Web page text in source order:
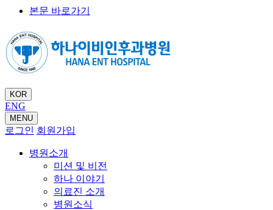
본문 바로가기
KOR
ENG
MENU
로그인 회원가입
병원소개
미션 및 비전
하나 이야기
의료진 소개
병원소식